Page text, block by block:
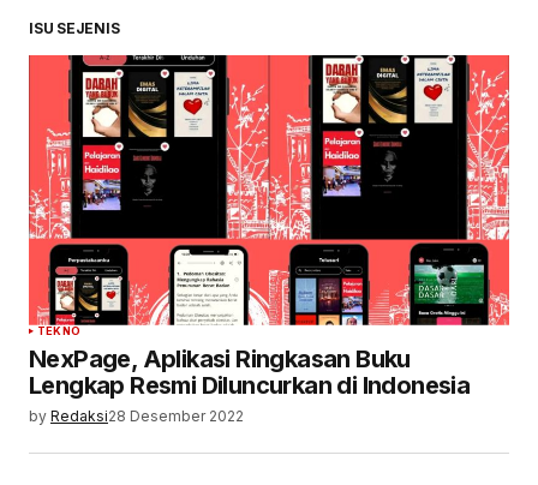
ISU SEJENIS
TEKNO
NexPage, Aplikasi Ringkasan Buku
Lengkap Resmi Diluncurkan di Indonesia
by Redaksi28 Desember 2022